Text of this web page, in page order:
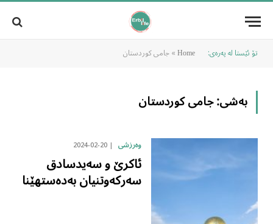
تۆ ئێستا لە پەرەی: Home
»جامی کوردستان
بەشی:جامی کوردستان
وەرزشی 2024-02-20
ئاکرێ و سەیدسادق
سەرکەوتنیان بەدەستهێنا